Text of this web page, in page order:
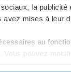
la publicité
avez mises à leur
au
pouvez